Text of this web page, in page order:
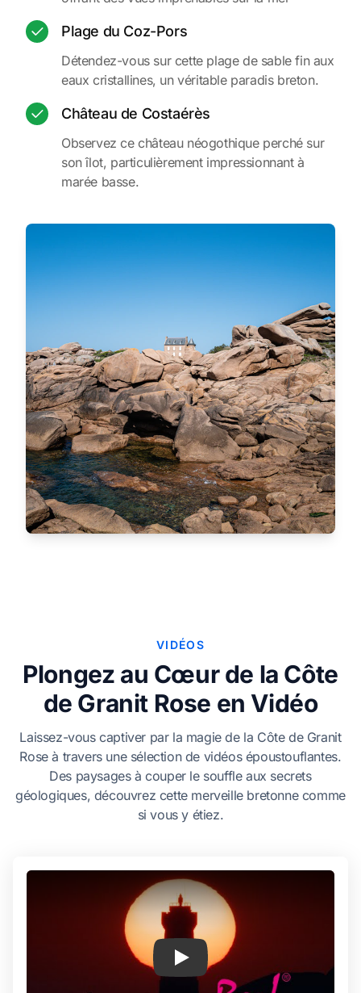
Plage du Coz-Pors
Détendez-vous sur cette plage de sable fin aux
eaux cristallines, un véritable paradis breton.
Château de Costaérès
Observez ce château néogothique perché sur
son îlot, particulièrement impressionnant à
marée basse.
VIDÉOS
Plongez au Cœur de la Côte
de Granit Rose en Vidéo
Laissez-vous captiver par la magie de la Côte de Granit
Rose à travers une sélection de vidéos époustouflantes.
Des paysages à couper le souffle aux secrets
géologiques, découvrez cette merveille bretonne comme
si vous y étiez.